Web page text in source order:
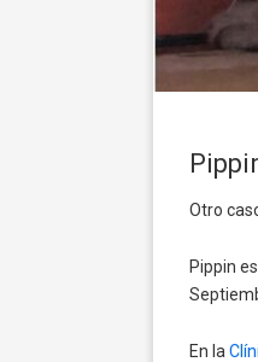
Otro
Pippin
En la